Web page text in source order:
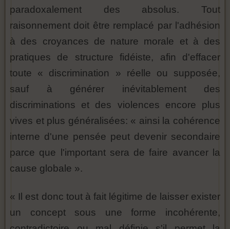
paradoxalement des absolus. Tout
raisonnement doit être remplacé par l'adhésion
à des croyances de nature morale et à des
pratiques de structure fidéiste, afin d'effacer
toute « discrimination » réelle ou supposée,
sauf à générer inévitablement des
discriminations et des violences encore plus
vives et plus généralisées: « ainsi la cohérence
interne d'une pensée peut devenir secondaire
parce que l'important sera de faire avancer la
cause globale ».
« Il est donc tout à fait légitime de laisser exister
un concept sous une forme incohérente,